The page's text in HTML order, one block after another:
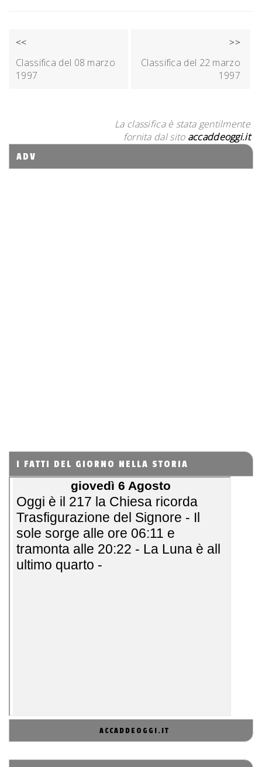
NAVIGAZIONE
ARTICOLI
<<
Classifica del 08 marzo
1997
>>
Classifica del 22 marzo
1997
La classifica è stata gentilmente
fornita dal sito accaddeoggi.it
ADV
I FATTI DEL GIORNO NELLA STORIA
ACCADDEOGGI.IT